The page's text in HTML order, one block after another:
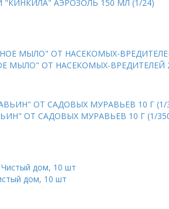
АЭРОЗОЛЬ 150 МЛ (1/24)
МЫЛО" ОТ НАСЕКОМЫХ-ВРЕДИТЕЛЕЙ
ОТ САДОВЫХ МУРАВЬЕВ 10 Г (1/
дом, 10 шт